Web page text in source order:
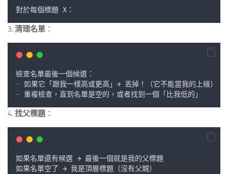
對於每個標題 X ：
3. 清理名單 ：
檢查名單最後一個候選 ：
- 如果它 「 跟我一樣高或更高 」→ 丟掉 ！（它不能當我的上級）
- 重複檢查 ， 直到名單是空的 ， 或者找到一個 「 比我低的 」
4. 找父標題 ：
如果名單還有候選 → 最後一個就是我的父標題
如果名單空了 → 我是頂層標題 （沒有父親）